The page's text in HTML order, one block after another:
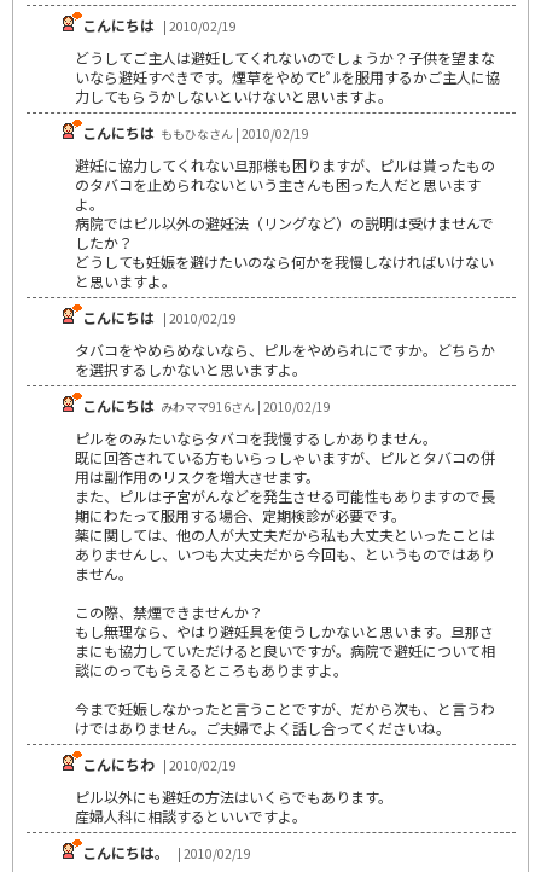
こんにちは | 2010/02/19
どうしてご主人は避妊してくれないのでしょうか？子供を望まな
いなら避妊すべきです。煙草をやめてﾋﾟﾙを服用するかご主人に協
力してもらうかしないといけないと思いますよ。
こんにちは ももひなさん | 2010/02/19
避妊に協力してくれない旦那様も困りますが、ピルは貰ったもの
のタバコを止められないという主さんも困った人だと思います
よ。
病院ではピル以外の避妊法（リングなど）の説明は受けませんで
したか？
どうしても妊娠を避けたいのなら何かを我慢しなければいけない
と思いますよ。
こんにちは | 2010/02/19
タバコをやめらめないなら、ピルをやめられにですか。どちらか
を選択するしかないと思いますよ。
こんにちは みわママ916さん | 2010/02/19
ピルをのみたいならタバコを我慢するしかありません。
既に回答されている方もいらっしゃいますが、ピルとタバコの併
用は副作用のリスクを増大させます。
また、ピルは子宮がんなどを発生させる可能性もありますので長
期にわたって服用する場合、定期検診が必要です。
薬に関しては、他の人が大丈夫だから私も大丈夫といったことは
ありませんし、いつも大丈夫だから今回も、というものではあり
ません。
この際、禁煙できませんか？
もし無理なら、やはり避妊具を使うしかないと思います。旦那さ
まにも協力していただけると良いですが。病院で避妊について相
談にのってもらえるところもありますよ。
今まで妊娠しなかったと言うことですが、だから次も、と言うわ
けではありません。ご夫婦でよく話し合ってくださいね。
こんにちわ | 2010/02/19
ピル以外にも避妊の方法はいくらでもあります。
産婦人科に相談するといいですよ。
こんにちは。
| 2010/02/19